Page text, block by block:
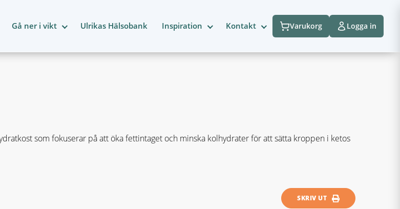
Gå ner i vikt Ulrikas Hälsobank Inspiration Kontakt Varukorg Logga in
som fokuserar på att öka fettintaget och minska kolhydrater för att sätta kroppen i ketos
SKRIV UT